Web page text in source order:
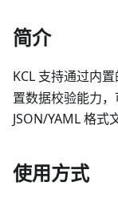
简介
KCL 支持通过内置
置数据校验能力
JSON/YAML 格式
使用方式